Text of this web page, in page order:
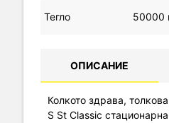
Тегло 50000
ОПИСАНИЕ
Колкото здрава,
S St Classic